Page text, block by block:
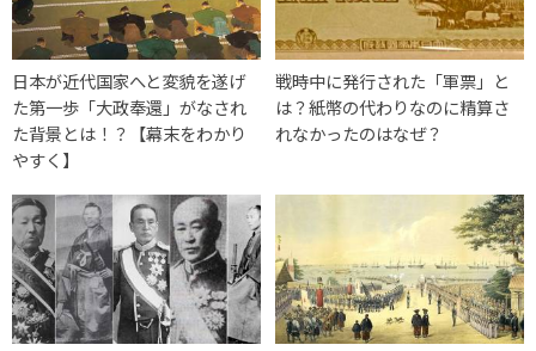
日本が近代国家へと変貌を遂げ
た第一歩「大政奉還」がなされ
た背景とは！？【幕末をわかり
やすく】
戦時中に発行された「軍票」と
は？紙幣の代わりなのに精算さ
れなかったのはなぜ？